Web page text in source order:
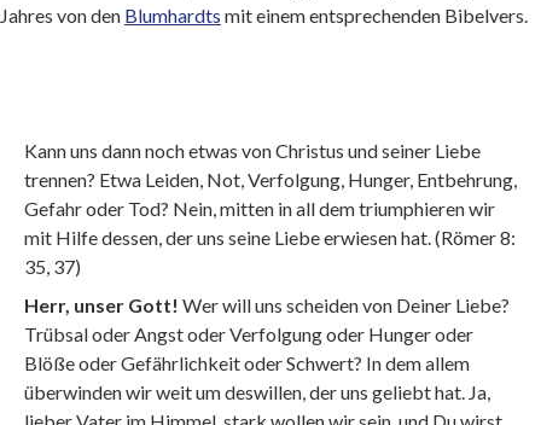
Jahres von den Blumhardts mit einem entsprechenden Bibelvers.
Kann uns dann noch etwas von Christus und seiner Liebe
trennen? Etwa Leiden, Not, Verfolgung, Hunger, Entbehrung,
Gefahr oder Tod? Nein, mitten in all dem triumphieren wir
mit Hilfe dessen, der uns seine Liebe erwiesen hat. (Römer 8:
35, 37)
Herr, unser Gott! Wer will uns scheiden von Deiner Liebe?
Trübsal oder Angst oder Verfolgung oder Hunger oder
Blöße oder Gefährlichkeit oder Schwert? In dem allem
überwinden wir weit um deswillen, der uns geliebt hat. Ja,